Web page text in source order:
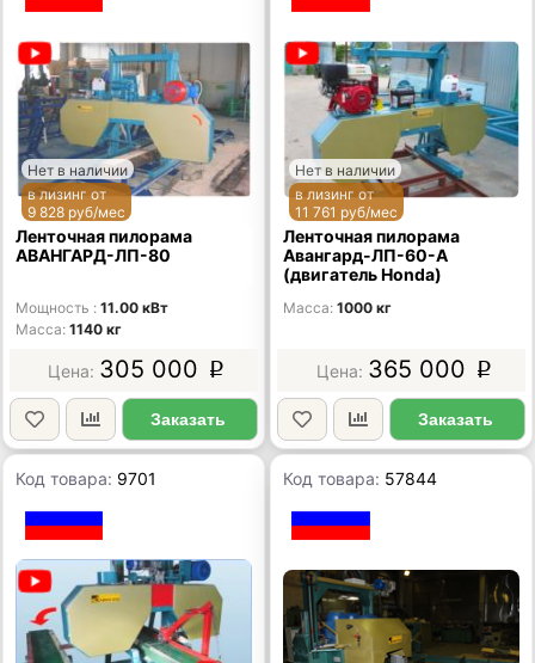
Нет в наличии
в лизинг от
9 828 руб/мес
Ленточная пилорама
АВАНГАРД-ЛП-80
Мощность
11.00 кВт
Масса 1140 кг
305 000 p
Заказать
Нет в наличии
в лизинг от
11 761 руб/мес
Ленточная пилорама
Авангард-ЛП-60-А
(двигатель Honda)
Масса 1000 кг
365 000 p
Заказать
Код товара: 9701 Код товара: 57844